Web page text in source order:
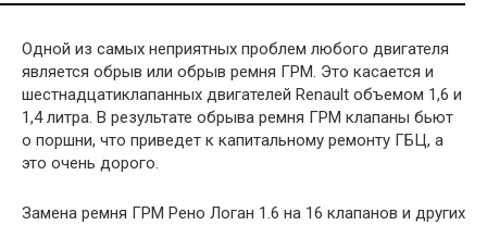
Одной из самых неприятных проблем любого двигателя
является обрыв или обрыв ремня ГРМ. Это касается и
шестнадцатиклапанных двигателей Renault объемом 1,6 и
1,4 литра. В результате обрыва ремня ГРМ клапаны бьют
о поршни, что приведет к капитальному ремонту ГБЦ, а
это очень дорого.
Замена ремня ГРМ Рено Логан 1.6 на 16 клапанов и других